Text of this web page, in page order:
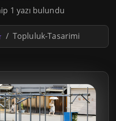
1 yazı bulundu
Topluluk-Tasarimi